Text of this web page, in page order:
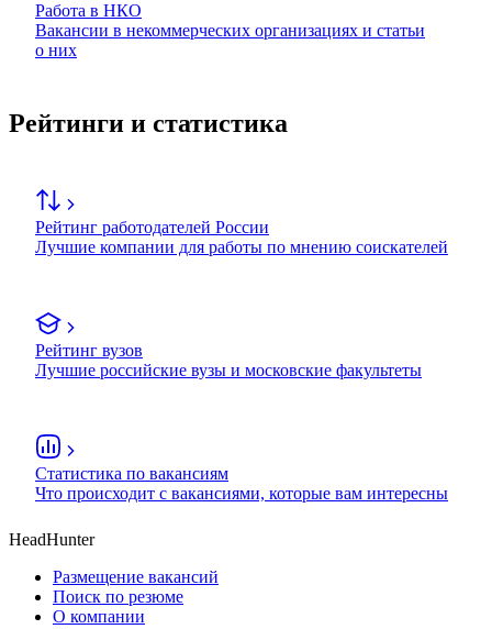
Работа в НКО
Вакансии в некоммерческих организациях и статьи
о них
Рейтинги и статистика
Рейтинг работодателей России
Лучшие компании для работы по мнению соискателей
Рейтинг вузов
Лучшие российские вузы и московские факультеты
Статистика по вакансиям
Что происходит с вакансиями, которые вам интересны
HeadHunter
Размещение вакансий
Поиск по резюме
О компании